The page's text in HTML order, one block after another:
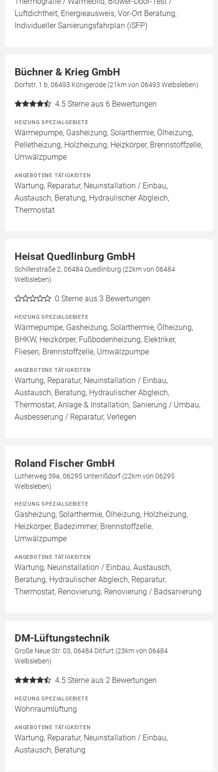
Luftdichtheit, Energieausweis, Vor-Ort Beratung,
Individueller Sanierungsfahrplan (iSFP)
Büchner & Krieg GmbH
Dorfstr. 1 b, 06493 Königerode (21km von 06493 Welbsleben)
4.5 Sterne aus 6 Bewertungen
HEIZUNG SPEZIALGEBIETE
Wärmepumpe, Gasheizung, Solarthermie, Ölheizung,
Pelletheizung, Holzheizung, Heizkörper, Brennstoffzelle,
Umwälzpumpe
ANGEBOTENE TÄTIGKEITEN
Wartung, Reparatur, Neuinstallation / Einbau,
Austausch, Beratung, Hydraulischer Abgleich,
Thermostat
Heisat Quedlinburg GmbH
Schillerstraße 2, 06484 Quedlinburg (22km von 06484
Welbsleben)
0 Sterne aus 3 Bewertungen
HEIZUNG SPEZIALGEBIETE
Wärmepumpe, Gasheizung, Solarthermie, Ölheizung,
BHKW, Heizkörper, Fußbodenheizung, Elektriker,
Fliesen, Brennstoffzelle, Umwälzpumpe
ANGEBOTENE TÄTIGKEITEN
Wartung, Reparatur, Neuinstallation / Einbau,
Austausch, Beratung, Hydraulischer Abgleich,
Thermostat, Anlage & Installation, Sanierung / Umbau,
Ausbesserung / Reparatur, Verlegen
Roland Fischer GmbH
Lutherweg 39a, 06295 Unterrißdorf (22km von 06295
Welbsleben)
HEIZUNG SPEZIALGEBIETE
Gasheizung, Solarthermie, Ölheizung, Holzheizung,
Heizkörper, Badezimmer, Brennstoffzelle,
Umwälzpumpe
ANGEBOTENE TÄTIGKEITEN
Wartung, Neuinstallation / Einbau, Austausch,
Beratung, Hydraulischer Abgleich, Reparatur,
Thermostat, Renovierung, Renovierung / Badsanierung
DM-Lüftungstechnik
Große Neue Str. 03, 06484 Ditfurt (23km von 06484
Welbsleben)
4.5 Sterne aus 2 Bewertungen
HEIZUNG SPEZIALGEBIETE
Wohnraumlüftung
ANGEBOTENE TÄTIGKEITEN
Wartung, Reparatur, Neuinstallation / Einbau,
Austausch, Beratung